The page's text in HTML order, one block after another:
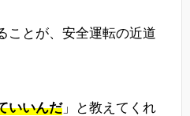
ことが、安全運転の近道
いいんだ」と教えてくれ